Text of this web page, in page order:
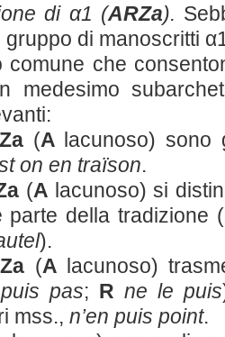
di α1 (ARZa).
di manoscritti
comune che
medesimo
(A lacunoso) sono
on en traïson.
(A lacunoso) si
parte della tradizione (
).
(A lacunoso)
pas; R ne le puis
mss., n’en puis point.